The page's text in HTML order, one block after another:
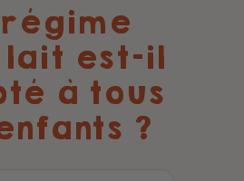
lait est-il
à tous
?